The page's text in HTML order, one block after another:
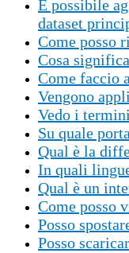
È possibile
dataset
Come posso
Cosa
Come faccio
Vengono
Vedo i
Su quale
Qual è la
In quali
Qual è un
Come posso
Posso
Posso